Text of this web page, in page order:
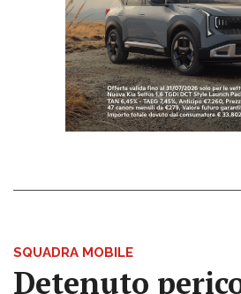
SQUADRA MOBILE
Detenuto